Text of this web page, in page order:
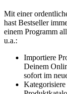
Mit einer
hast Bestseller
einem Programm
u.a.:
Importiere
Deinem
sofort im